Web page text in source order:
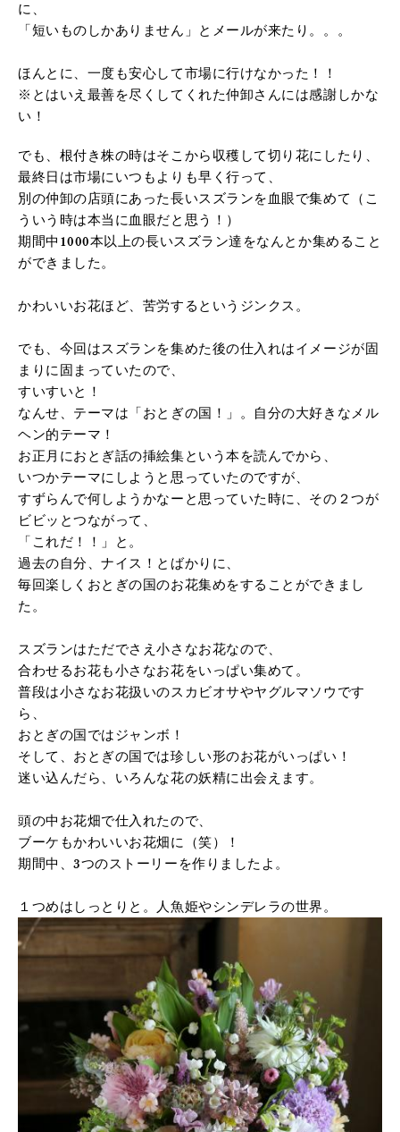
に、
「短いものしかありません」とメールが来たり。。。
ほんとに、一度も安心して市場に行けなかった！！
※とはいえ最善を尽くしてくれた仲卸さんには感謝しかな
い！
でも、根付き株の時はそこから収穫して切り花にしたり、
最終日は市場にいつもよりも早く行って、
別の仲卸の店頭にあった長いスズランを血眼で集めて（こ
ういう時は本当に血眼だと思う！）
期間中1000本以上の長いスズラン達をなんとか集めること
ができました。
かわいいお花ほど、苦労するというジンクス。
でも、今回はスズランを集めた後の仕入れはイメージが固
まりに固まっていたので、
すいすいと！
なんせ、テーマは「おとぎの国！」。自分の大好きなメル
ヘン的テーマ！
お正月におとぎ話の挿絵集という本を読んでから、
いつかテーマにしようと思っていたのですが、
すずらんで何しようかなーと思っていた時に、その２つが
ビビッとつながって、
「これだ！！」と。
過去の自分、ナイス！とばかりに、
毎回楽しくおとぎの国のお花集めをすることができまし
た。
スズランはただでさえ小さなお花なので、
合わせるお花も小さなお花をいっぱい集めて。
普段は小さなお花扱いのスカビオサやヤグルマソウです
ら、
おとぎの国ではジャンボ！
そして、おとぎの国では珍しい形のお花がいっぱい！
迷い込んだら、いろんな花の妖精に出会えます。
頭の中お花畑で仕入れたので、
ブーケもかわいいお花畑に（笑）！
期間中、3つのストーリーを作りましたよ。
１つめはしっとりと。人魚姫やシンデレラの世界。